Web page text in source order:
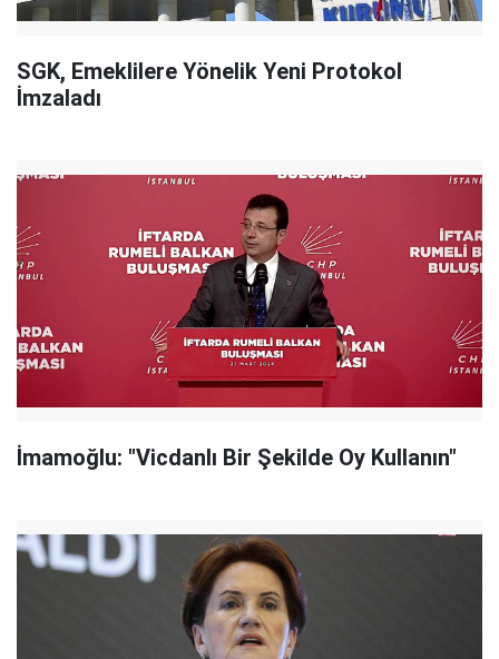
SGK, Emeklilere Yönelik Yeni Protokol
İmzaladı
İmamoğlu: "Vicdanlı Bir Şekilde Oy Kullanın"